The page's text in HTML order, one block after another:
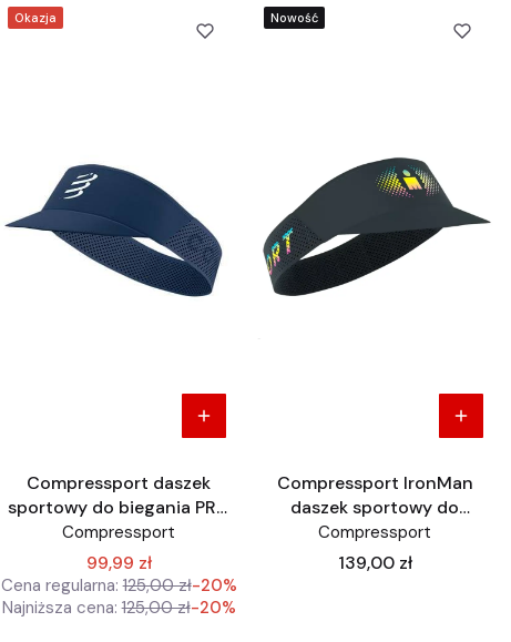
Okazja
Compressport daszek
sportowy do biegania PRO
Racing granat
Compressport
99,99 zł
Cena regularna: 125,00 zł-20%
Najniższa cena: 125,00 zł-20%
Nowość
Compressport IronMan
daszek sportowy do
biegania PRO Racing Iron
Man kolor czarny
Compressport
Cena
139,00 zł